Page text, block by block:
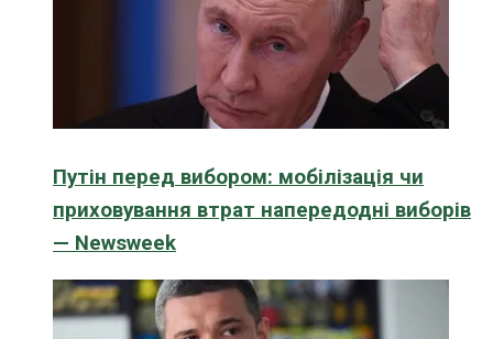
Путін перед вибором: мобілізація чи
приховування втрат напередодні виборів
— Newsweek